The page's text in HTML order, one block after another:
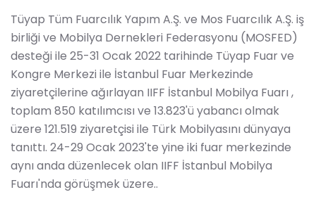
Tüyap Tüm Fuarcılık Yapım A.Ş. ve Mos Fuarcılık A.Ş. iş
birliği ve Mobilya Dernekleri Federasyonu (MOSFED)
desteği ile 25-31 Ocak 2022 tarihinde Tüyap Fuar ve
Kongre Merkezi ile İstanbul Fuar Merkezinde
ziyaretçilerine ağırlayan IIFF İstanbul Mobilya Fuarı ,
toplam 850 katılımcısı ve 13.823'ü yabancı olmak
üzere 121.519 ziyaretçisi ile Türk Mobilyasını dünyaya
tanıttı. 24-29 Ocak 2023'te yine iki fuar merkezinde
aynı anda düzenlecek olan IIFF İstanbul Mobilya
Fuarı'nda görüşmek üzere..